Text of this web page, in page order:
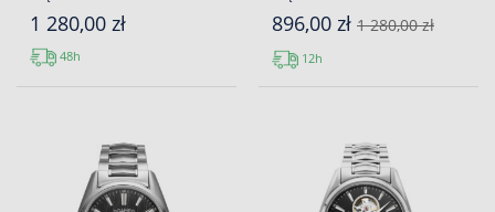
1 280,00 zł
48h
896,00 zł 1 280,00 zł
12h